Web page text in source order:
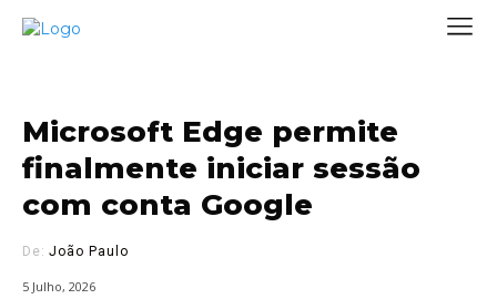
Microsoft Edge permite
finalmente iniciar sessão
com conta Google
De: João Paulo
5 Julho, 2026